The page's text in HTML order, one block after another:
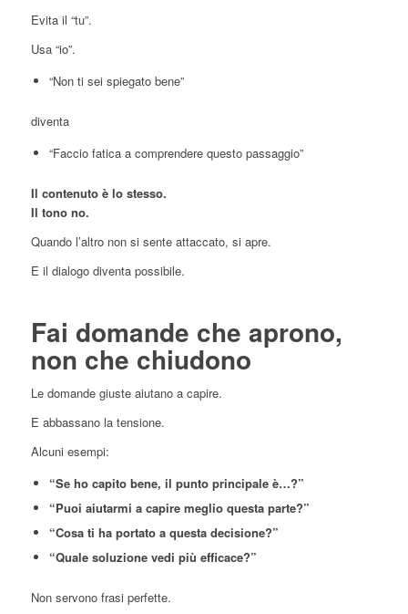
Evita il “tu”.
Usa “io”.
“Non ti sei spiegato bene”
diventa
“Faccio fatica a comprendere questo passaggio”
Il contenuto è lo stesso.
Il tono no.
Quando l’altro non si sente attaccato, si apre.
E il dialogo diventa possibile.
Fai domande che aprono,
non che chiudono
Le domande giuste aiutano a capire.
E abbassano la tensione.
Alcuni esempi:
“Se ho capito bene, il punto principale è…?”
“Puoi aiutarmi a capire meglio questa parte?”
“Cosa ti ha portato a questa decisione?”
“Quale soluzione vedi più efficace?”
Non servono frasi perfette.